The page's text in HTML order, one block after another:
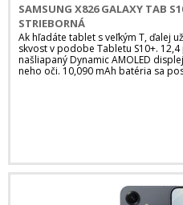
SAMSUNG X826 GALAXY TAB
STRIEBORNÁ
Ak hľadáte tablet s veľkým T, ďalej
skvost v podobe Tabletu S10+.
našliapaný Dynamic AMOLED
neho oči. 10,090 mAh batéria sa